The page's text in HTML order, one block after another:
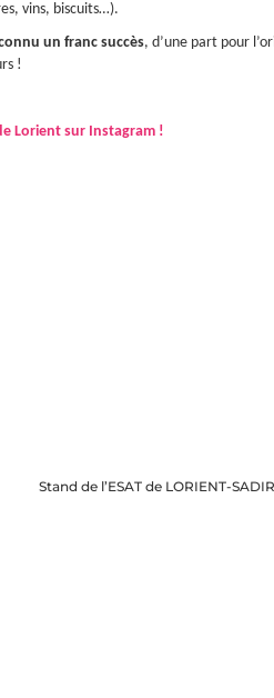
vins, biscuits…).
un franc succès, d’une part pour
!
Lorient sur Instagram !
Stand de l’ESAT de LORIENT-